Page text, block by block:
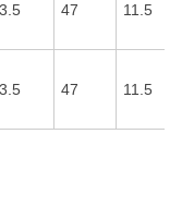
3.5 47 11.5
3.5 47 11.5